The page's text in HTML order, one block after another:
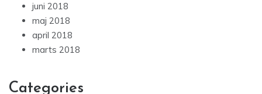
juni 2018
maj 2018
april 2018
marts 2018
Categories